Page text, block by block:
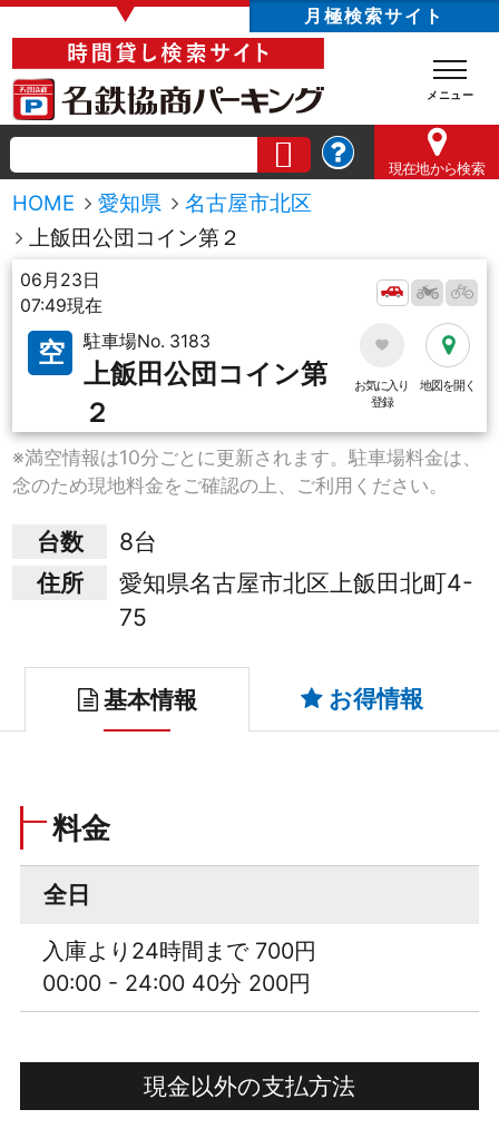
▼ 月極検索サイト
現在地から検索
HOME 愛知県
名古屋市北区
上飯田公団コイン第２
06月23日
07:49現在
空 駐車場No. 3183
上飯田公団コイン第
２
お気に入り
登録
地図を開く
※満空情報は10分ごとに更新されます。駐車場料金は、
念のため現地料金をご確認の上、ご利用ください。
台数
8台
住所
愛知県名古屋市北区上飯田北町4-
75
基本情報 お得情報
料金
全日
入庫より24時間まで 700円
00:00 - 24:00 40分 200円
現金以外の支払方法